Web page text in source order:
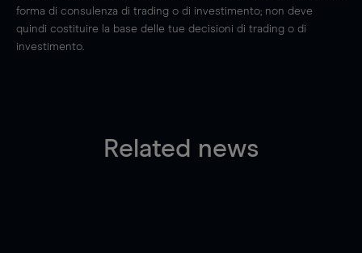
forma di consulenza di trading o di investimento; non deve
quindi costituire la base delle tue decisioni di trading o di
investimento.
Related news